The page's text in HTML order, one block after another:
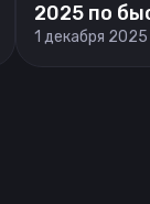
2025 по
1 декабря 2025